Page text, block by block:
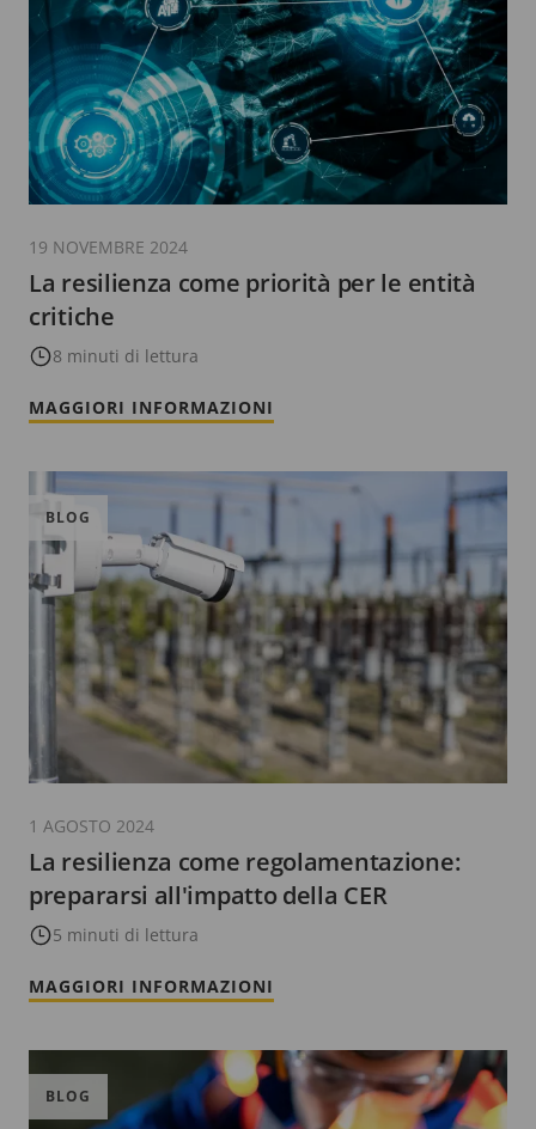
La resilienza come priorità per le entità
critiche
8 minuti di lettura
19 NOVEMBRE 2024
MAGGIORI INFORMAZIONI
La resilienza come regolamentazione:
prepararsi all'impatto della CER
5 minuti di lettura
BLOG
1 AGOSTO 2024
MAGGIORI INFORMAZIONI
BLOG